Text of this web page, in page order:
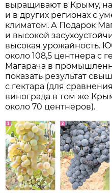
выращивают в Крыму,
и в других регионах с
климатом. А Подарок
и высокой
высокая урожайность.
около 108,5 центнера с
Магарача в
показать результат
с гектара (для
винограда в том же
около 70 центнеров).